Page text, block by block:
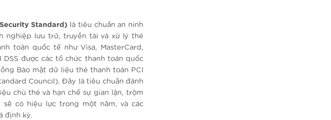
Standard) là tiêu chuẩn an ninh
nghiệp lưu trữ, truyền tải và xử lý thẻ
toán quốc tế như Visa, MasterCard,
DSS được các tổ chức thanh toán quốc
Bảo mật dữ liệu thẻ thanh toán PCI
Council). Đây là tiêu chuẩn đánh
chủ thẻ và hạn chế sự gian lận, trộm
có hiệu lực trong một năm, và các
định kỳ.